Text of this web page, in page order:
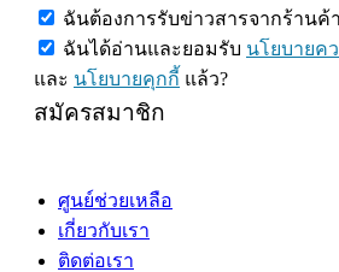
ฉันต้องการรับข่าวสารจากร้านค้
ฉันได้อ่านและยอมรับ นโยบายค
และ นโยบายคุกกี้ แล้ว?
สมัครสมาชิก
ศูนย์ช่วยเหลือ
เกี่ยวกับเรา
ติดต่อเรา